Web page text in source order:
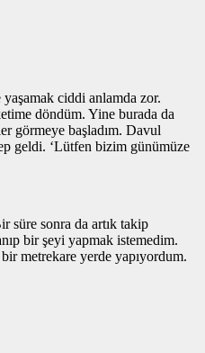
yaşamak ciddi anlamda zor.
döndüm. Yine burada da
görmeye başladım. Davul
geldi. ‘Lütfen bizim günümüze
süre sonra da artık takip
bir şeyi yapmak istemedim.
metrekare yerde yapıyordum.